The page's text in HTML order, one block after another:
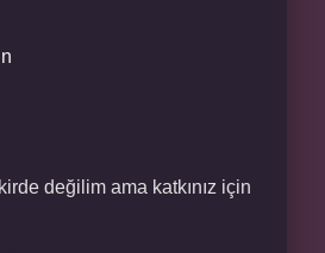
değilim ama katkınız için